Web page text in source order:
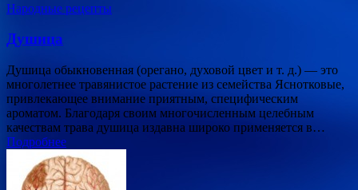
Народные рецепты
Душица
Душица обыкновенная (орегано, духовой цвет и т. д.) — это
многолетнее травянистое растение из семейства Яснотковые,
привлекающее внимание приятным, специфическим
ароматом. Благодаря своим многочисленным целебным
качествам трава душица издавна широко применяется в…
Подробнее